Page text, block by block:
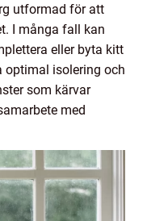
utformad för att
I många fall kan
eller byta kitt
optimal isolering och
som kärvar
med